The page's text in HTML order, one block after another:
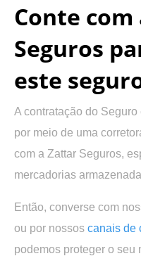
Conte
Seguros
este
A contratação do
por meio de uma
com a Zattar Seguros,
mercadorias
Então, converse com
ou por nossos canais de
podemos proteger o seu